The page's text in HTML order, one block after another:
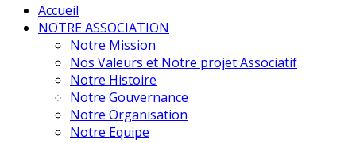
Accueil
NOTRE ASSOCIATION
Notre Mission
Nos Valeurs et Notre projet Associatif
Notre Histoire
Notre Gouvernance
Notre Organisation
Notre Equipe